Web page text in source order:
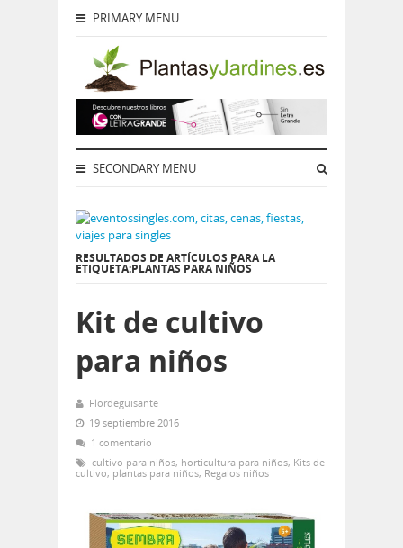
PRIMARY MENU
SECONDARY MENU
RESULTADOS DE ARTÍCULOS PARA LA
ETIQUETA:PLANTAS PARA NIÑOS
Kit de cultivo
para niños
Flordeguisante
19 septiembre 2016
1 comentario
cultivo para niños, horticultura para niños, Kits de
cultivo, plantas para niños, Regalos niños